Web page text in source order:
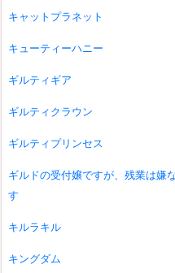
キャットプラネット
キューティーハニー
ギルティギア
ギルティクラウン
ギルティプリンセス
ギルドの受付嬢ですが、残業は嫌
す
キルラキル
キングダム